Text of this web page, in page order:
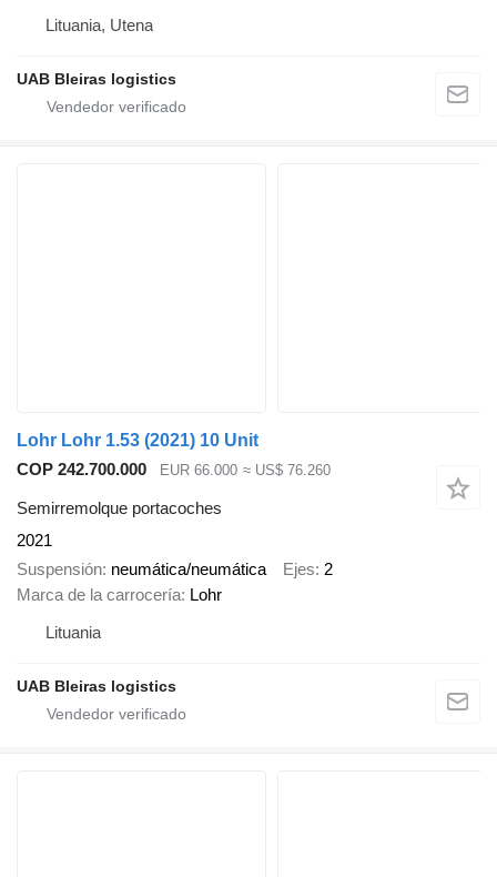
Lituania, Utena
UAB Bleiras logistics
Lohr Lohr 1.53 (2021) 10 Unit
COP 242.700.000
EUR 66.000 ≈ US$ 76.260
Semirremolque portacoches
2021
Suspensión neumática/neumática Ejes 2
Marca de la carrocería Lohr
Lituania
UAB Bleiras logistics